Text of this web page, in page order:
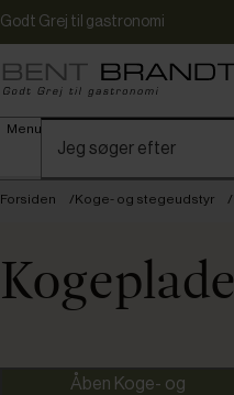
Godt Grej til gastronomi
Menu
Forsiden Koge- og stegeudstyr